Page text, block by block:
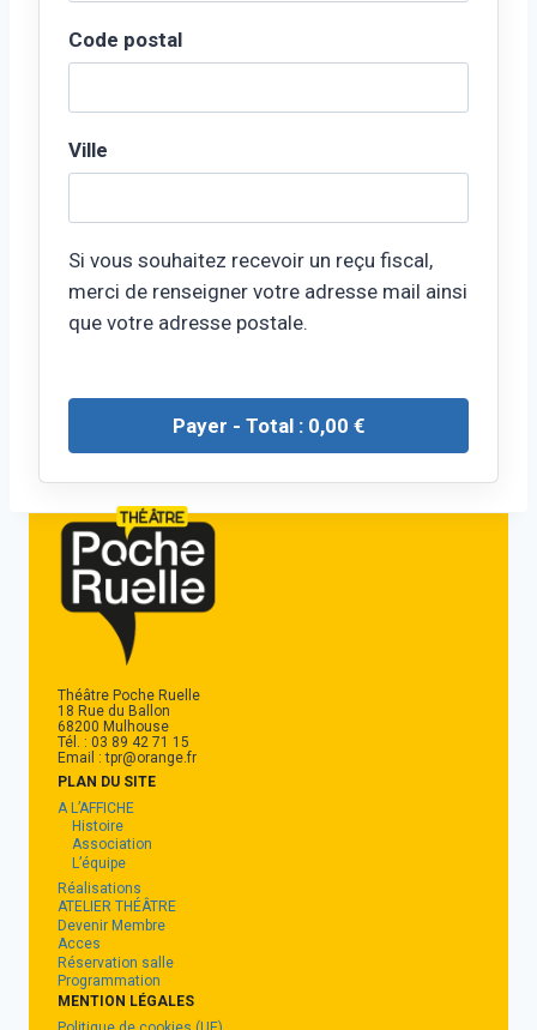
Code postal
Ville
Si vous souhaitez recevoir un reçu fiscal,
merci de renseigner votre adresse mail ainsi
que votre adresse postale.
Payer - Total : 0,00 €
Théâtre Poche Ruelle
18 Rue du Ballon
68200 Mulhouse
Tél. : 03 89 42 71 15
Email : tpr@orange.fr
PLAN DU SITE
A L’AFFICHE
Histoire
Association
L’équipe
Réalisations
ATELIER THÉÂTRE
Devenir Membre
Acces
Réservation salle
Programmation
MENTION LÉGALES